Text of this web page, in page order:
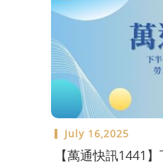
July 16,2025
【萬通快訊1441